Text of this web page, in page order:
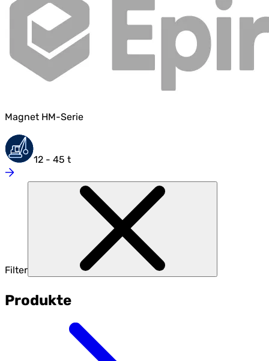
Magnet HM-Serie
12 - 45 t
Filter
Produkte